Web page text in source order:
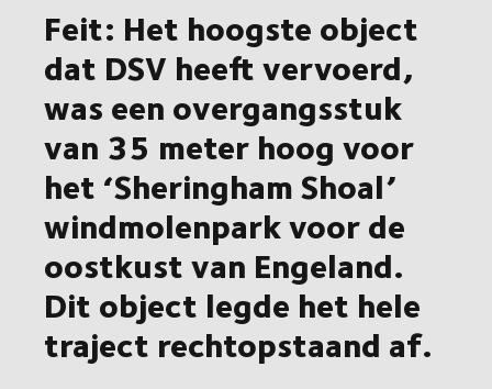
Feit: Het hoogste object
dat DSV heeft vervoerd,
was een overgangsstuk
van 35 meter hoog voor
het ‘Sheringham Shoal’
windmolenpark voor de
oostkust van Engeland.
Dit object legde het hele
traject rechtopstaand af.